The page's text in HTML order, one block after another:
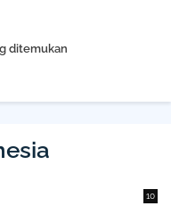
ditemukan
10